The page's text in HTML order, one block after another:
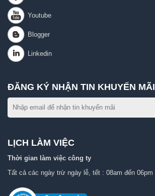
ĐĂNG KÝ NHẬN TIN KHUYẾN MÃI
LỊCH LÀM VIỆC
Thời gian làm việc công ty
Tất cả các ngày trừ ngày lễ, tết : 08am đến 06pm